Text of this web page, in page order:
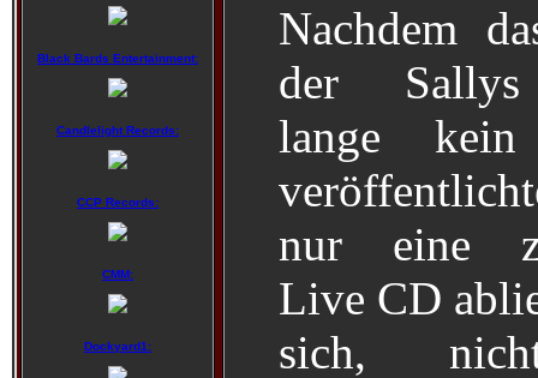
Black Bards Entertainment:
Candlelight Records:
CCP Records:
CMM:
Dockyard1:
Nachdem
der
lange
nur eine
Live CD
sich,